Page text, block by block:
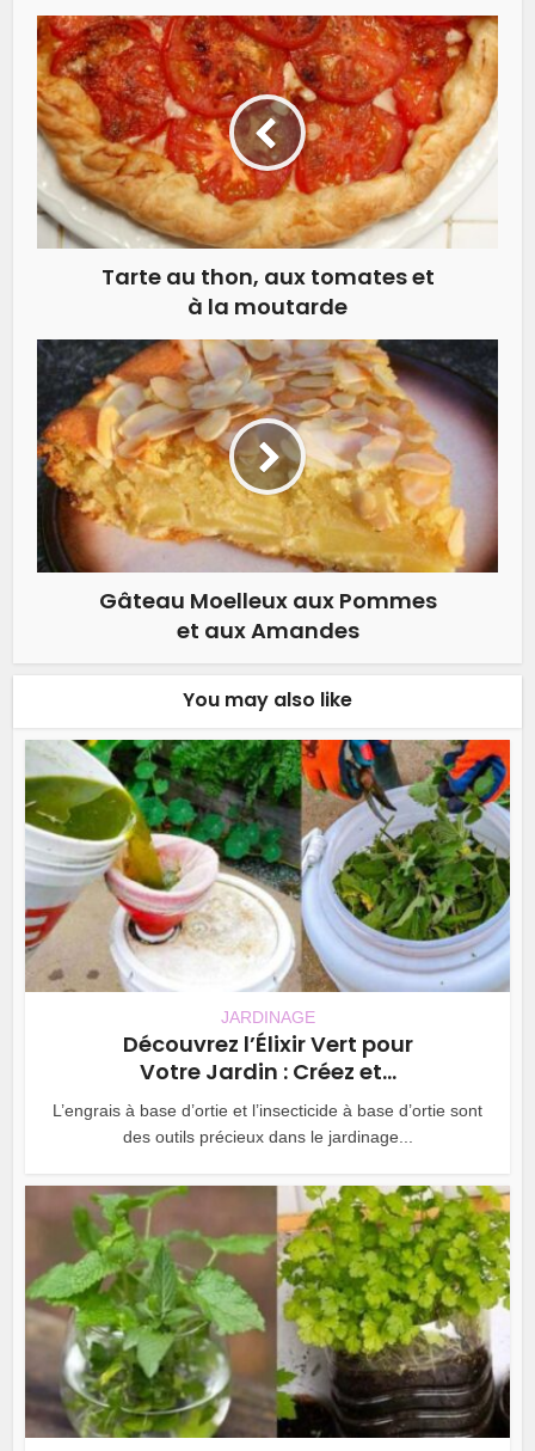
Tarte au thon, aux tomates et
à la moutarde
Gâteau Moelleux aux Pommes
et aux Amandes
You may also like
JARDINAGE
Découvrez l’Élixir Vert pour
Votre Jardin : Créez et...
L’engrais à base d’ortie et l’insecticide à base d’ortie sont
des outils précieux dans le jardinage...